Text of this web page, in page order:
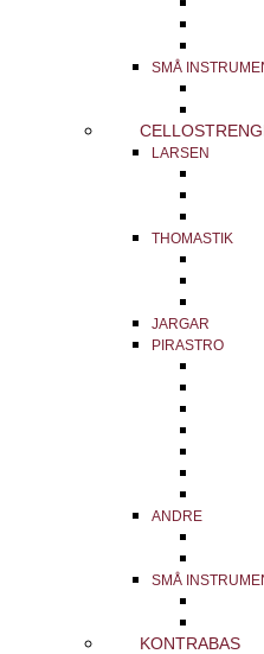
SMÅ
LARSEN
THOMASTIK
JARGAR
PIRASTRO
ANDRE
SMÅ
KONTRABAS